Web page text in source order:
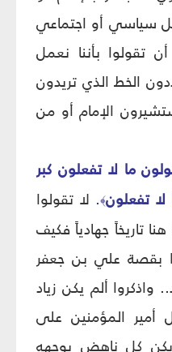
سياسي أو اجتماعي
تقولوا بأننا نعمل
الخط الذي تريدون
الإمام أو من
ما لا تفعلون كبر
لا تفعلون﴾. لا تقولوا
تاريخاً جهادياً فكيف
بقصة علي بن جعفر
واذكروا ألم يكن زياد
أمير المؤمنين على
يكن كل ناهض بوجهه